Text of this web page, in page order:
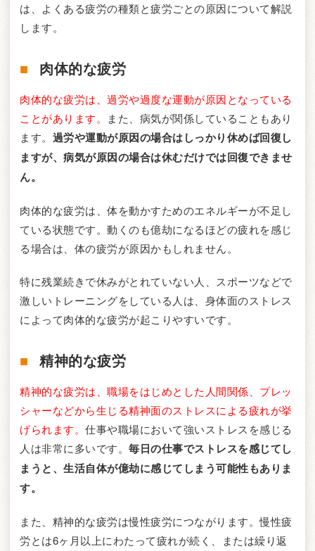
は、よくある疲労の種類と疲労ごとの原因について解説
します。
肉体的な疲労
肉体的な疲労は、過労や過度な運動が原因となっている
ことがあります。
また、病気が関係していることもあり
ます。 過労や運動が原因の場合はしっかり休めば回復し
ますが、病気が原因の場合は休むだけでは回復できませ
ん。
肉体的な疲労は、体を動かすためのエネルギーが不足し
ている状態です。動くのも億劫になるほどの疲れを感じ
る場合は、体の疲労が原因かもしれません。
特に残業続きで休みがとれていない人、スポーツなどで
激しいトレーニングをしている人は、身体面のストレス
によって肉体的な疲労が起こりやすいです。
精神的な疲労
精神的な疲労は、職場をはじめとした人間関係、プレッ
シャーなどから生じる精神面のストレスによる疲れが挙
げられます。 仕事や職場において強いストレスを感じる
人は非常に多いです。 毎日の仕事でストレスを感じてし
まうと、生活自体が億劫に感じてしまう可能性もありま
す。
また、精神的な疲労は慢性疲労につながります。慢性疲
労とは6ヶ月以上にわたって疲れが続く、または繰り返